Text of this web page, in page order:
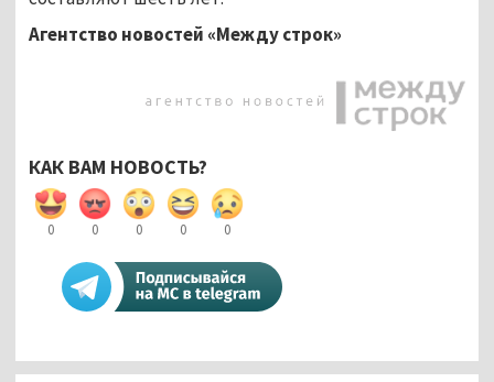
Агентство новостей «Между строк»
КАК ВАМ НОВОСТЬ?
0 0 0 0 0